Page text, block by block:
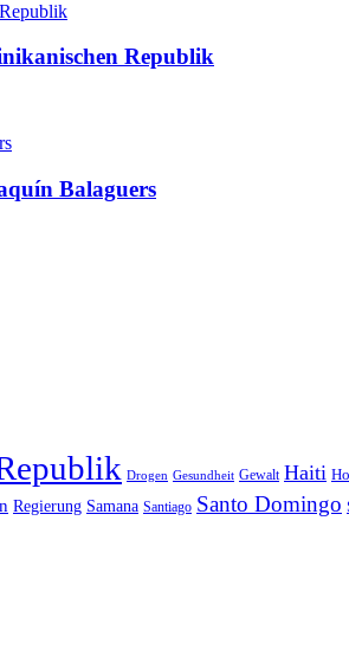
Republik
Balaguers
Drogen Gesundheit Gewalt Haiti
Regierung Samana Santiago Santo Domingo